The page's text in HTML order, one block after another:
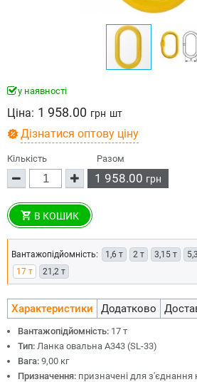
у наявності
Ціна: 1 958.00 грн шт
Дізнатися оптову ціну
Кількість Разом
1 958.00 грн
В КОШИК
Вантажопідйомність: 1,6 т 2 т 3,15 т
17 т
21,2 т
Характеристики Додатково
Вантажопідйомність: 17 т
Тип: Ланка овальна А343 (SL-33)
Вага: 9,00 кг
Призначення: призначені для з'єднання